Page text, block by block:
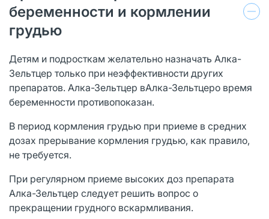
беременности и кормлении
грудью
Детям и подросткам желательно назначать Алка-
Зельтцер только при неэффективности других
препаратов. Алка-Зельтцер вАлка-Зельтцеро время
беременности противопоказан.
В период кормления грудью при приеме в средних
дозах прерывание кормления грудью, как правило,
не требуется.
При регулярном приеме высоких доз препарата
Алка-Зельтцер следует решить вопрос о
прекращении грудного вскармливания.